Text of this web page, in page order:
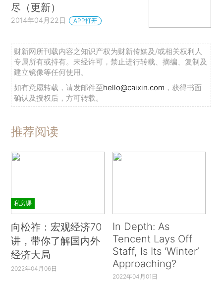
尽（更新）
2014年04月22日 APP打开
财新网所刊载内容之知识产权为财新传媒及/或相关权利人
专属所有或持有。未经许可，禁止进行转载、摘编、复制及
建立镜像等任何使用。
如有意愿转载，请发邮件至hello@caixin.com ，获得书面
确认及授权后，方可转载。
推荐阅读
私房课
向松祚：宏观经济70
讲，带你了解国内外
经济大局
2022年04月06日
In Depth: As
Tencent Lays Off
Staff, Is Its ‘Winter’
Approaching?
2022年04月01日